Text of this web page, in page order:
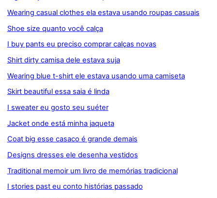
Wearing casual clothes ela estava usando roupas casuais
Shoe size quanto você calça
I buy pants eu preciso comprar calças novas
Shirt dirty camisa dele estava suja
Wearing blue t-shirt ele estava usando uma camiseta
Skirt beautiful essa saia é linda
I sweater eu gosto seu suéter
Jacket onde está minha jaqueta
Coat big esse casaco é grande demais
Designs dresses ele desenha vestidos
Traditional memoir um livro de memórias tradicional
I stories past eu conto histórias passado